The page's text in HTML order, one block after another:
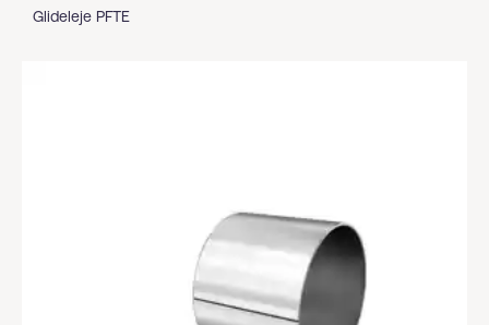
Glideleje PFTE